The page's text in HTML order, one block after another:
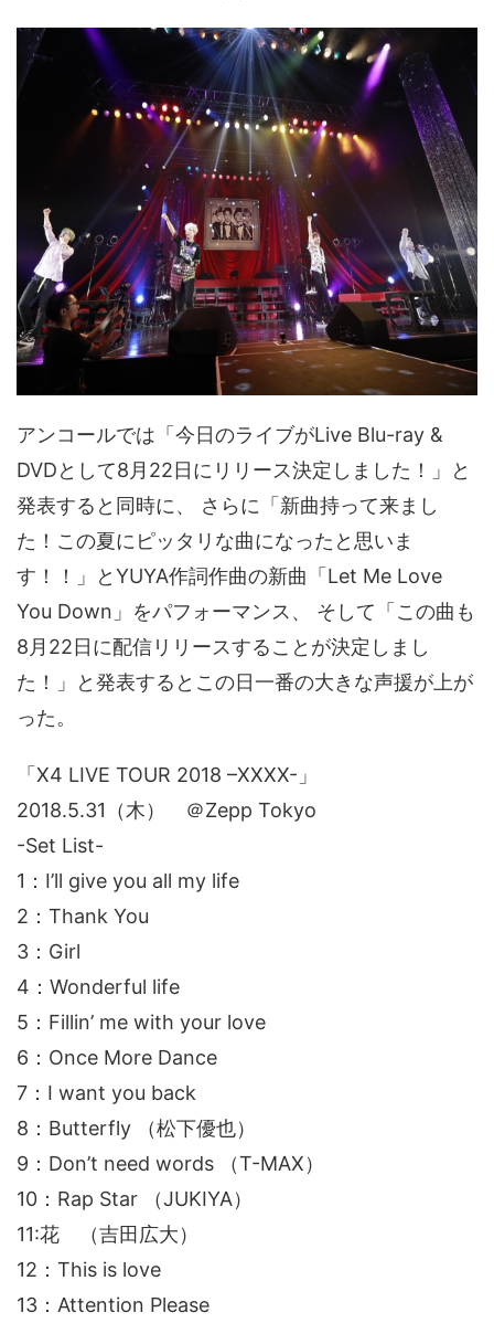
アンコールでは「今日のライブがLive Blu-ray &
DVDとして8月22日にリリース決定しました！」と
発表すると同時に、 さらに「新曲持って来まし
た！この夏にピッタリな曲になったと思いま
す！！」とYUYA作詞作曲の新曲「Let Me Love
You Down」をパフォーマンス、 そして「この曲も
8月22日に配信リリースすることが決定しまし
た！」と発表するとこの日一番の大きな声援が上が
った。
「X4 LIVE TOUR 2018 –XXXX-」
2018.5.31（木） ＠Zepp Tokyo
-Set List-
1：I’ll give you all my life
2：Thank You
3：Girl
4：Wonderful life
5：Fillin’ me with your love
6：Once More Dance
7：I want you back
8：Butterfly （松下優也）
9：Don’t need words （T-MAX）
10：Rap Star （JUKIYA）
11:花 （吉田広大）
12：This is love
13：Attention Please